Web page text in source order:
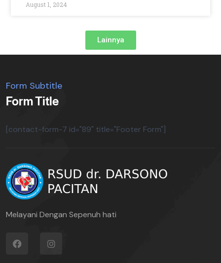
August 1, 2024
Lainnya
Form Subtitle
Form Title
[contact-form-7 id="89" title="Footer Form"]
Melayani Dengan Sepenuh hati